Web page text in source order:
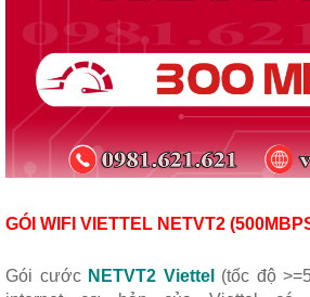
GÓI WIFI VIETTEL NETVT2
Gói cước NETVT2 Viettel
(tốc độ